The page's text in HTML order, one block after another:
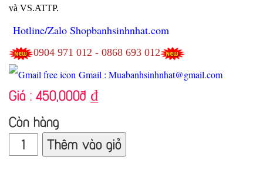
và VS.ATTP.
Hotline/Zalo Shopbanhsinhnhat.com
0904 971 012 - 0868 693 012
Gmail : Muabanhsinhnhat@gmail.com
Giá : 450,000đ ₫
Còn hàng
Thêm vào giỏ